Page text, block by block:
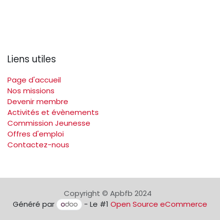
Liens utiles
Page d'accueil
Nos missions
Devenir membre
Activités et évènements
Commission Jeunesse
Offres d'emploi
Contactez-nous
Copyright © Apbfb 2024
Généré par
- Le #1 Open Source eCommerce